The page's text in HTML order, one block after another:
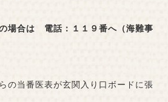
場合は 電話：１１９番へ（海難事
の当番医表が玄関入り口ボードに張